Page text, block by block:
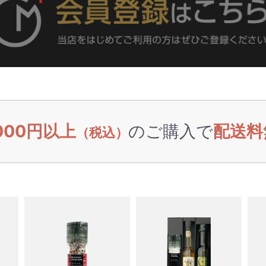
円以上 （税込） のご購入で配送